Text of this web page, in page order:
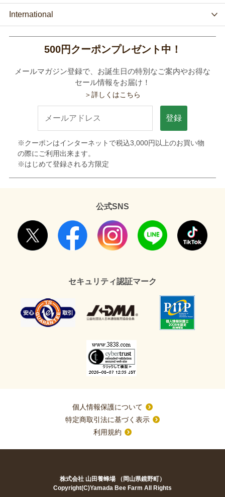
International
500円クーポンプレゼント中！
メールマガジン登録で、お誕生日の特別なご案内やお得な
セール情報をお届け！
＞詳しくはこちら
登録
※クーポンはインターネットで税込3,000円以上のお買い物
の際にご利用出来ます。
※はじめて登録される方限定
公式SNS
セキュリティ認証マーク
個人情報保護について
特定商取引法に基づく表示
利用規約
株式会社 山田養蜂場 （岡山県鏡野町）
Copyright(C)Yamada Bee Farm All Rights